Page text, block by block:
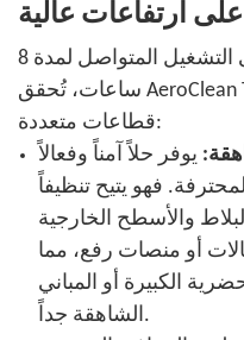
ارتفاعات عالية
بفضل قدرتها الأساسية على التشغيل المتواصل لمدة 8
ساعات، تُحقق AeroClean T-M400C قيمة كبيرة في
قطاعات متعددة:
يوفر حلاً آمناً وفعالاً
فهو يتيح تنظيفاً
والأسطح الخارجية
أو منصات رفع، مما
الكبيرة أو المباني
الشاهقة جداً.